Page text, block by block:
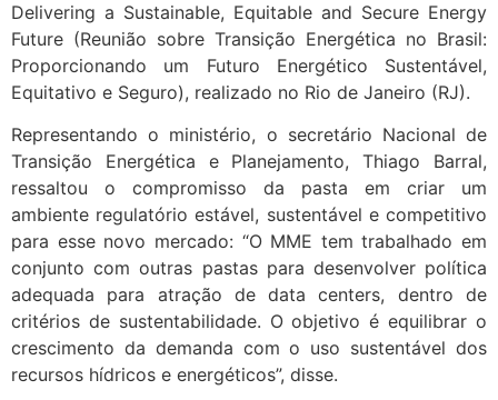
Delivering a Sustainable, Equitable and Secure Energy
Future (Reunião sobre Transição Energética no Brasil:
Proporcionando um Futuro Energético Sustentável,
Equitativo e Seguro), realizado no Rio de Janeiro (RJ).
Representando o ministério, o secretário Nacional de
Transição Energética e Planejamento, Thiago Barral,
ressaltou o compromisso da pasta em criar um
ambiente regulatório estável, sustentável e competitivo
para esse novo mercado: “O MME tem trabalhado em
conjunto com outras pastas para desenvolver política
adequada para atração de data centers, dentro de
critérios de sustentabilidade. O objetivo é equilibrar o
crescimento da demanda com o uso sustentável dos
recursos hídricos e energéticos”, disse.